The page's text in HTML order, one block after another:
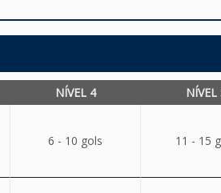
NÍVEL 4 NÍVEL
6 - 10 gols 11 - 15